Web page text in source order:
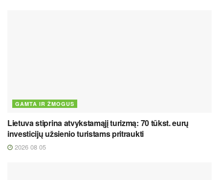
GAMTA IR ŽMOGUS
Lietuva stiprina atvykstamąjį turizmą: 70 tūkst. eurų
investicijų užsienio turistams pritraukti
2026 08 05